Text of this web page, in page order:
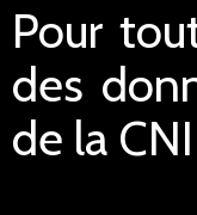
Pour
des
de la